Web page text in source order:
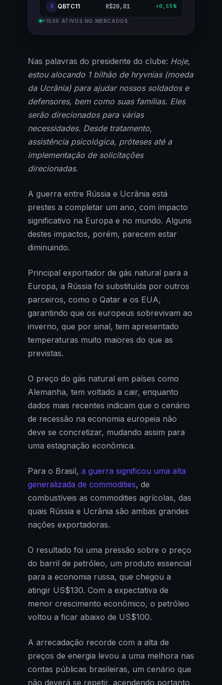
Q QBTC11 R$20,01 +0,55%
+1500 ATIVOS NO MERCADOS
Nas palavras do presidente do clube: Hoje,
estou alocando 1 bilhão de hryvnias (moeda
da Ucrânia) para ajudar nossos soldados e
defensores, bem como suas famílias. Eles
serão direcionados para várias
necessidades. Desde tratamento,
assistência psicológica, próteses até a
implementação de solicitações
direcionadas.
A guerra entre Rússia e Ucrânia está
prestes a completar um ano, com impacto
significativo na Europa e no mundo. Alguns
destes impactos, porém, parecem estar
diminuindo.
Principal exportador de gás natural para a
Europa, a Rússia foi substituída por outros
parceiros, como o Qatar e os EUA,
garantindo que os europeus sobrevivam ao
inverno, que por sinal, tem apresentado
temperaturas muito maiores do que as
previstas.
O preço do gás natural em países como
Alemanha, tem voltado a cair, enquanto
dados mais recentes indicam que o cenário
de recessão na economia europeia não
deve se concretizar, mudando assim para
uma estagnação econômica.
Para o Brasil, a guerra significou uma alta
generalizada de commodities, de
combustíveis as commodities agrícolas, das
quais Rússia e Ucrânia são ambas grandes
nações exportadoras.
O resultado foi uma pressão sobre o preço
do barril de petróleo, um produto essencial
para a economia russa, que chegou a
atingir US$130. Com a expectativa de
menor crescimento econômico, o petróleo
voltou a ficar abaixo de US$100.
A arrecadação recorde com a alta de
preços de energia levou a uma melhora nas
contas públicas brasileiras, um cenário que
não deverá se repetir, acendendo portanto